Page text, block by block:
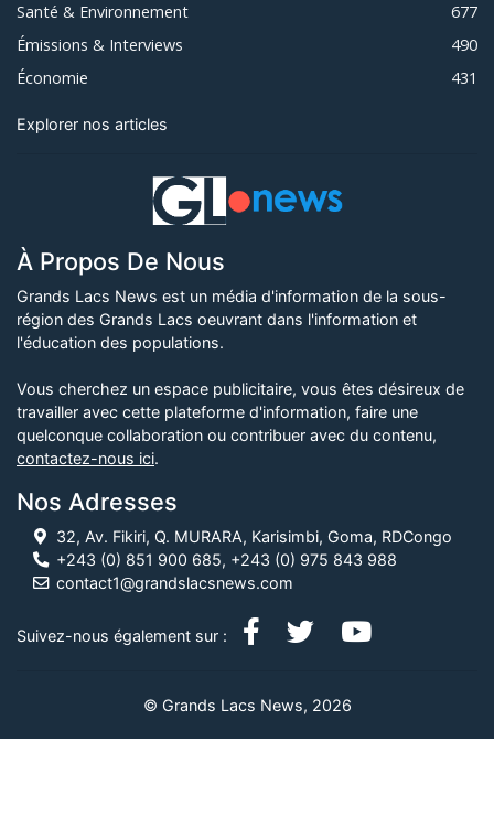
Santé & Environnement
677
Émissions & Interviews
490
Économie
431
Explorer nos articles
À Propos De Nous
Grands Lacs News est un média d'information de la sous-
région des Grands Lacs oeuvrant dans l'information et
l'éducation des populations.
Vous cherchez un espace publicitaire, vous êtes désireux de
travailler avec cette plateforme d'information, faire une
quelconque collaboration ou contribuer avec du contenu,
contactez-nous ici.
Nos Adresses
32, Av. Fikiri, Q. MURARA, Karisimbi, Goma, RDCongo
+243 (0) 851 900 685, +243 (0) 975 843 988
contact1@grandslacsnews.com
Suivez-nous également sur :
© Grands Lacs News, 2026